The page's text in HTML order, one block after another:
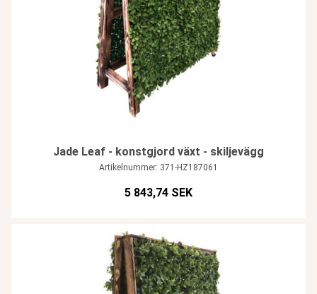
Jade Leaf - konstgjord växt - skiljevägg
Artikelnummer: 371-HZ187061
5 843,74 SEK